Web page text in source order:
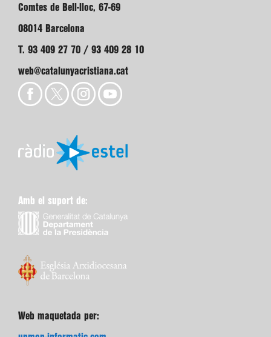
Comtes de Bell-lloc, 67-69
08014 Barcelona
T. 93 409 27 70 / 93 409 28 10
web@catalunyacristiana.cat
Amb el suport de:
Web maquetada per: